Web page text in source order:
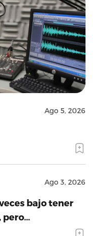
Ago 5, 2026
Ago 3, 2026
bajo tener
pero…